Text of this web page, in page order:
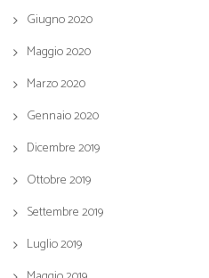
Giugno 2020
Maggio 2020
Marzo 2020
Gennaio 2020
Dicembre 2019
Ottobre 2019
Settembre 2019
Luglio 2019